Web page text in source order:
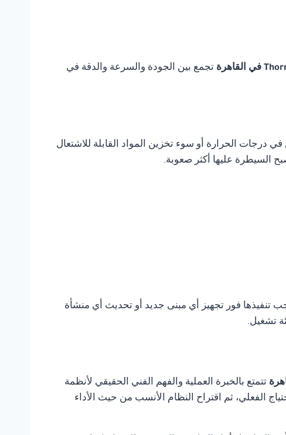
تجمع بين الجودة والسرعة والدقة في
درجات الحرارة أو سوء تخزين المواد القابلة للاشتعال
السيطرة عليها أكثر صعوبة.
تنفيذها فور تجهيز أي مبنى جديد أو تحديث أي منشأة
تشغيل.
تتمتع بالخبرة العملية والفهم الفني الحقيقي لأنظمة
الفعلي، ثم اقتراح النظام الأنسب من حيث الأداء